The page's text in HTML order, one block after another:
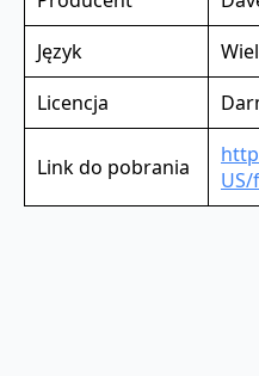
Język
Licencja
Link do pobrania